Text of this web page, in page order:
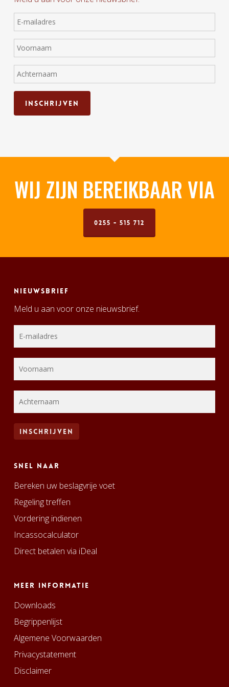
WIJ ZIJN BEREIKBAAR VIA
0255 - 515 712
Nieuwsbrief
Meld u aan voor onze nieuwsbrief.
Snel naar
Bereken uw beslagvrije voet
Regeling treffen
Vordering indienen
Incassocalculator
Direct betalen via iDeal
Meer informatie
Downloads
Begrippenlijst
Algemene Voorwaarden
Privacystatement
Disclaimer